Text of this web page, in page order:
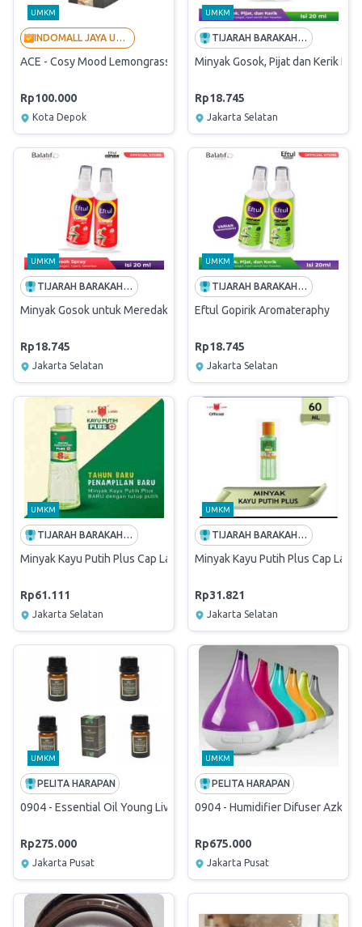
UMKM
INDOMALL JAYA UTAMA - LANGGANAN BUMN
ACE - Cosy Mood Lemongrass Life Scent Essential Oil 10 Ml
Rp100.000
Kota Depok
UMKM
TIJARAH BARAKAH MULIA
Minyak Gosok, Pijat dan Kerik
Rp18.745
Jakarta Selatan
UMKM
TIJARAH BARAKAH MULIA
Minyak Gosok untuk Meredakan Pegal dan Nyeri Otot - EFTUL HOT
Rp18.745
Jakarta Selatan
UMKM
TIJARAH BARAKAH MULIA
Eftul Gopirik Aromateraphy
Rp18.745
Jakarta Selatan
UMKM
TIJARAH BARAKAH MULIA
Minyak Kayu Putih Plus Cap Lang 120 ML
Rp61.111
Jakarta Selatan
UMKM
TIJARAH BARAKAH MULIA
Minyak Kayu Putih Plus Cap Lang
Rp31.821
Jakarta Selatan
UMKM
PELITA HARAPAN
0904 - Essential Oil Young Living Oil 15 mL Peppermint
Rp275.000
Jakarta Pusat
UMKM
PELITA HARAPAN
0904 - Humidifier Difuser Azko
Rp675.000
Jakarta Pusat